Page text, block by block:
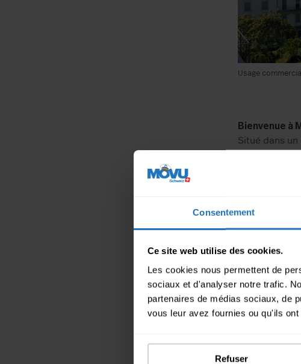
Consentement
Ce site web utilise des cookies.
Les cookies nous permettent de
sociaux et d'analyser notre trafic.
partenaires de médias sociaux, de
vous leur avez fournies ou qu'ils
Refuser
Usage
Bienvenue à
Situé dans
Montreux est
chaque
congrès
choix !
Concernant
pas toujours
investir votre
de
directement